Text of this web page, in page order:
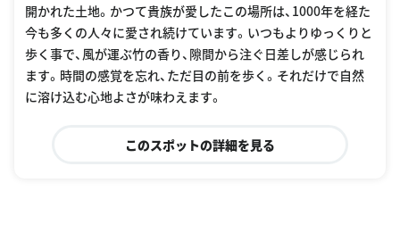
開かれた土地。かつて貴族が愛したこの場所は、1000年を経た
今も多くの人々に愛され続けています。いつもよりゆっくりと
歩く事で、風が運ぶ竹の香り、隙間から注ぐ日差しが感じられ
ます。時間の感覚を忘れ、ただ目の前を歩く。それだけで自然
に溶け込む心地よさが味わえます。
このスポットの詳細を見る